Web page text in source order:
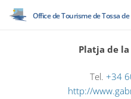
Office de Tourisme de Tossa
Platja de
Tel. +34
http://